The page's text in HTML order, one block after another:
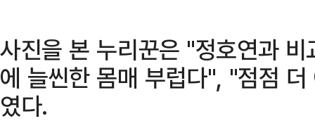
사진을 본 누리꾼은 "정호연과
에 늘씬한 몸매 부럽다", "점점
였다.